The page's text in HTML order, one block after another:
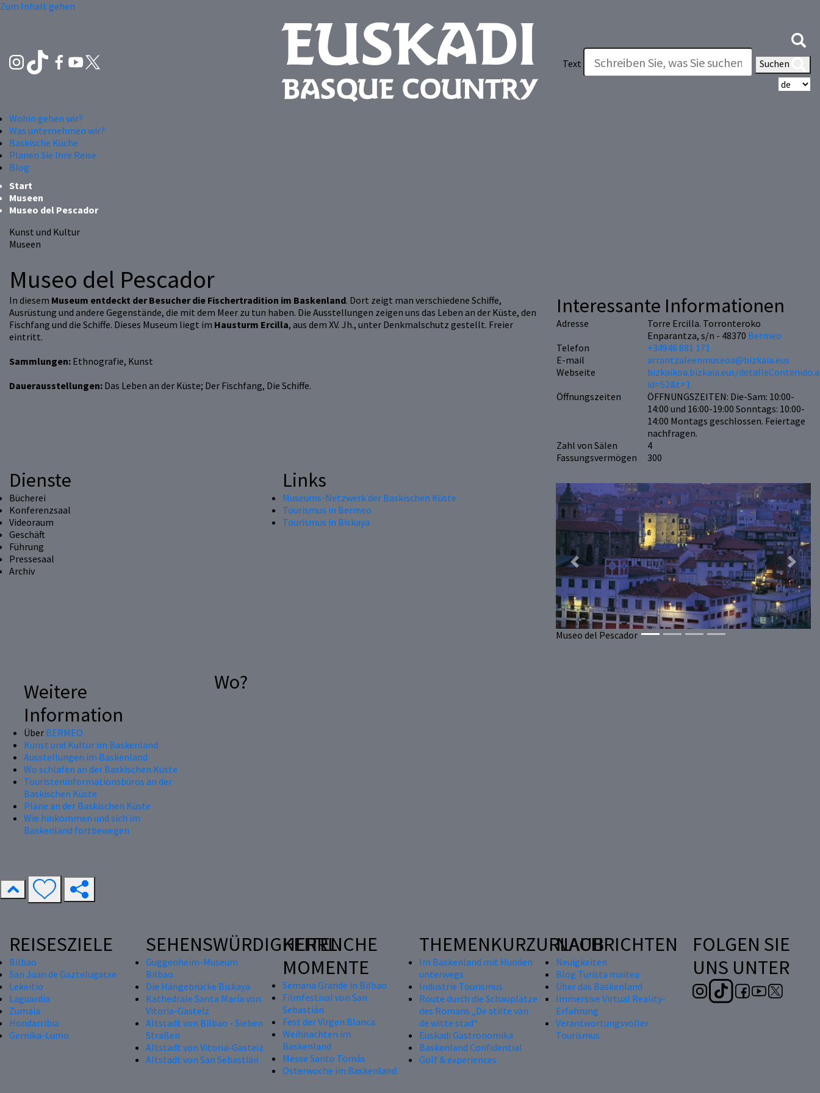
Zum Inhalt gehen
Text
Suchen
Wohin gehen wir?
Was unternehmen wir?
Baskische Küche
Planen Sie Ihre Reise
Blog
Start
Museen
Museo del Pescador
Kunst und Kultur
Museen
Museo del Pescador
In diesem Museum entdeckt der Besucher die Fischertradition im Baskenland. Dort zeigt man verschiedene Schiffe,
Ausrüstung und andere Gegenstände, die mit dem Meer zu tun haben. Die Ausstellungen zeigen uns das Leben an der Küste, den
Fischfang und die Schiffe. Dieses Museum liegt im Hausturm Ercilla, aus dem XV. Jh., unter Denkmalschutz gestellt. Freier
eintritt.
Sammlungen: Ethnografie, Kunst
Dauerausstellungen: Das Leben an der Küste; Der Fischfang, Die Schiffe.
Interessante Informationen
Adresse
Torre Ercilla. Torronteroko
Enparantza, s/n - 48370 Bermeo
Telefon
+34946 881 171
E-mail
arrantzaleenmuseoa@bizkaia.eus
Webseite
bizkaikoa.bizkaia.eus/
id=52&t=1
Öffnungszeiten
ÖFFNUNGSZEITEN: Die-Sam: 10:00-
14:00 und 16:00-19:00 Sonntags: 10:00-
14:00 Montags geschlossen. Feiertage
nachfragen.
Zahl von Sälen
4
Fassungsvermögen
300
Dienste
Bücherei
Konferenzsaal
Videoraum
Geschäft
Führung
Pressesaal
Archiv
Links
Museums-Netzwerk der Baskischen Küste
Tourismus in Bermeo
Tourismus in Biskaya
Museo del Pescador
Previous Next
Weitere
Information
Über BERMEO
Kunst und Kultur im Baskenland
Ausstellungen im Baskenland
Wo schlafen an der Baskischen Küste
Touristeninformationsbüros an der
Baskischen Küste
Pläne an der Baskischen Küste
Wie hinkommen und sich im
Baskenland fortbewegen
Wo?
REISESZIELE
Bilbao
San Juan de Gaztelugatxe
Lekeitio
Laguardia
Zumaia
Hondarribia
Gernika-Lumo
SEHENSWÜRDIGKEITEN
Guggenheim-Museum
Bilbao
Die Hängebrücke Biskaya
Kathedrale Santa María von
Vitoria-Gasteiz
Altstadt von Bilbao - Sieben
Straßen
Altstadt von Vitoria-Gasteiz
Altstadt von San Sebastián
HERRLICHE
MOMENTE
Semana Grande in Bilbao
Filmfestival von San
Sebastián
Fest der Virgen Blanca
Weihnachten im
Baskenland
Messe Santo Tomás
Osterwoche im Baskenland
THEMENKURZURLAUB
Im Baskenland mit Hunden
unterwegs
Industrie Tourismus
Route durch die Schauplätze
des Romans „De stilte van
de witte stad“
Euskadi Gastronomika
Baskenland Confidential
Golf & experiences
NACHRICHTEN
Neuigkeiten
Blog Turista maitea
Über das Baskenland
Immersive Virtual Reality-
Erfahrung
Verantwortungsvoller
Tourismus
FOLGEN SIE
UNS UNTER